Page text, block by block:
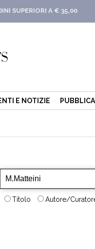
SUPERIORI A € 35,00
E NOTIZIE
Titolo Autore/